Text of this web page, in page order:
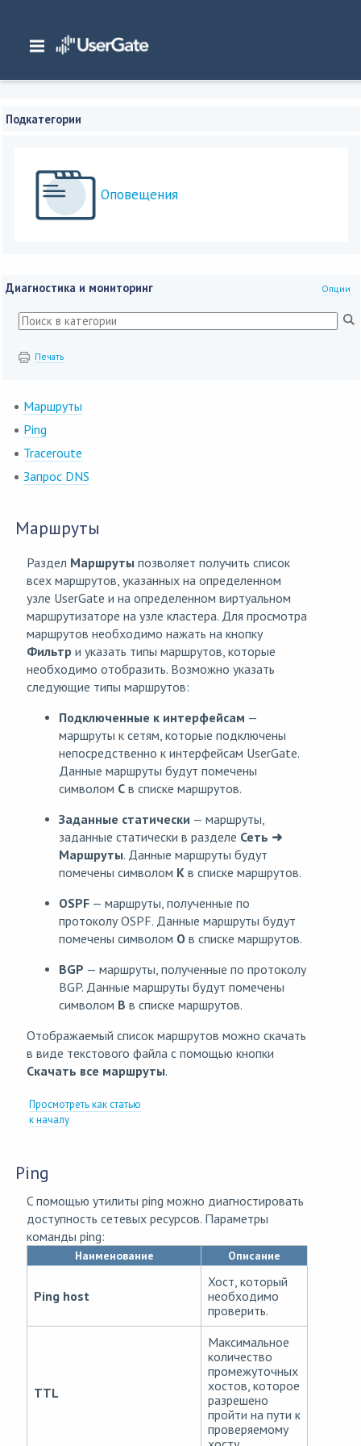
Главная/ Документация/Management Center
Management Center 7.x Руководство администратора
Подкатегории
Оповещения
Опции
Диагностика и мониторинг
Печать
Маршруты
Ping
Traceroute
Запрос DNS
Маршруты
Раздел Маршруты позволяет получить список
всех маршрутов, указанных на определенном
узле UserGate и на определенном виртуальном
маршрутизаторе на узле кластера. Для просмотра
маршрутов необходимо нажать на кнопку
Фильтр и указать типы маршрутов, которые
необходимо отобразить. Возможно указать
следующие типы маршрутов:
Подключенные к интерфейсам —
маршруты к сетям, которые подключены
непосредственно к интерфейсам UserGate.
Данные маршруты будут помечены
символом С в списке маршрутов.
Заданные статически — маршруты,
заданные статически в разделе Сеть ➜
Маршруты. Данные маршруты будут
помечены символом K в списке маршрутов.
OSPF — маршруты, полученные по
протоколу OSPF. Данные маршруты будут
помечены символом O в списке маршрутов.
BGP — маршруты, полученные по протоколу
BGP. Данные маршруты будут помечены
символом B в списке маршрутов.
Отображаемый список маршрутов можно скачать
в виде текстового файла с помощью кнопки
Скачать все маршруты.
Просмотреть как статью
к началу
Ping
C помощью утилиты ping можно диагностировать
доступность сетевых ресурсов. Параметры
команды ping:
Наименование Описание
Ping host
Хост, который
необходимо
проверить.
TTL
Максимальное
количество
промежуточных
хостов, которое
разрешено
пройти на пути к
проверяемому